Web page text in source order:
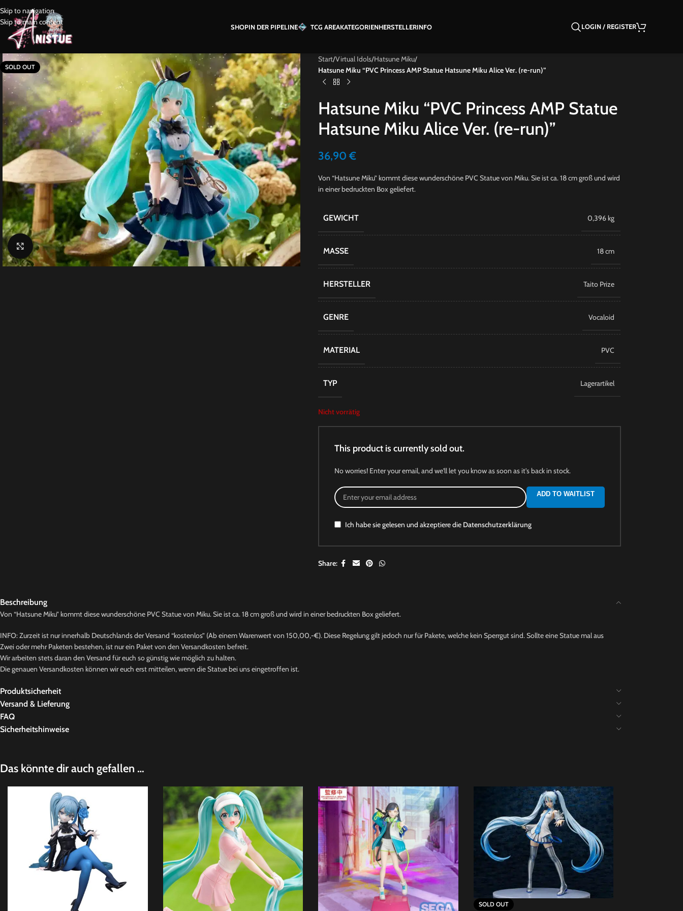
Skip to navigation
Skip to main content
SHOPIN DER PIPELINE TCG AREAKATEGORIENHERSTELLERINFO LOGIN / REGISTER
SOLD OUT
Click to enlarge
Start/Virtual Idols/Hatsune Miku/
Hatsune Miku “PVC Princess AMP Statue Hatsune Miku Alice Ver. (re-run)”
Hatsune Miku “PVC Princess AMP Statue
Hatsune Miku Alice Ver. (re-run)”
36,90€
Von “Hatsune Miku” kommt diese wunderschöne PVC Statue von Miku. Sie ist ca. 18 cm groß und wird
in einer bedruckten Box geliefert.
GEWICHT 0,396 kg
MASSE 18 cm
HERSTELLER Taito Prize
GENRE Vocaloid
MATERIAL PVC
TYP Lagerartikel
Nicht vorrätig
This product is currently sold out.
No worries! Enter your email, and we'll let you know as soon as it's back in stock.
ADD TO WAITLIST
Ich habe sie gelesen und akzeptiere die Datenschutzerklärung
Share:
Beschreibung
Von “Hatsune Miku” kommt diese wunderschöne PVC Statue von Miku. Sie ist ca. 18 cm groß und wird in einer bedruckten Box geliefert.
INFO: Zurzeit ist nur innerhalb Deutschlands der Versand “kostenlos” (Ab einem Warenwert von 150,00,-€). Diese Regelung gilt jedoch nur für Pakete, welche kein Sperrgut sind. Sollte eine Statue mal aus
Zwei oder mehr Paketen bestehen, ist nur ein Paket von den Versandkosten befreit.
Wir arbeiten stets daran den Versand für euch so günstig wie möglich zu halten.
Die genauen Versandkosten können wir euch erst mitteilen, wenn die Statue bei uns eingetroffen ist.
Produktsicherheit
Versand & Lieferung
FAQ
Sicherheitshinweise
Das könnte dir auch gefallen …
SOLD OUT